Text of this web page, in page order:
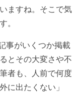
ますね。そこで気
。
事がいくつか掲載
とその大変さや不
者も、人前で何度
に出たくない」